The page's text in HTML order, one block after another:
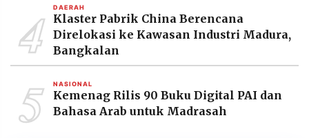
4 DAERAH
Klaster Pabrik China Berencana
Direlokasi ke Kawasan Industri Madura,
Bangkalan
5 NASIONAL
Kemenag Rilis 90 Buku Digital PAI dan
Bahasa Arab untuk Madrasah